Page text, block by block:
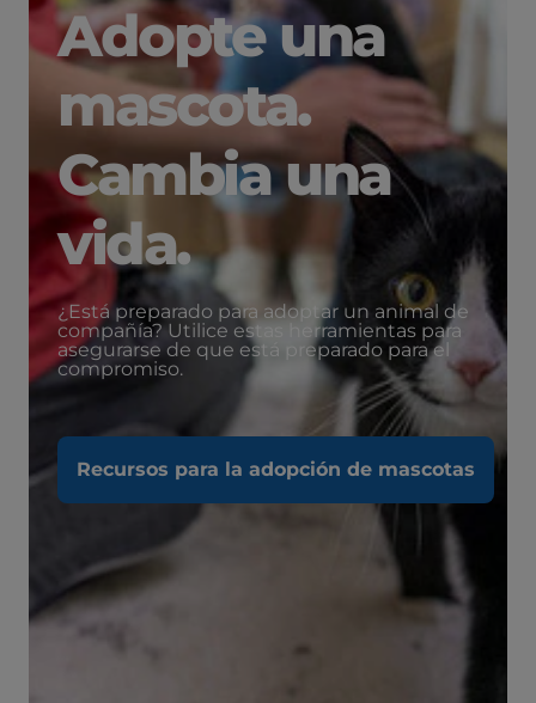
Adopte una
mascota.
Cambia una
vida.
¿Está preparado para adoptar un animal de
compañía? Utilice estas herramientas para
asegurarse de que está preparado para el
compromiso.
Recursos para la adopción de mascotas